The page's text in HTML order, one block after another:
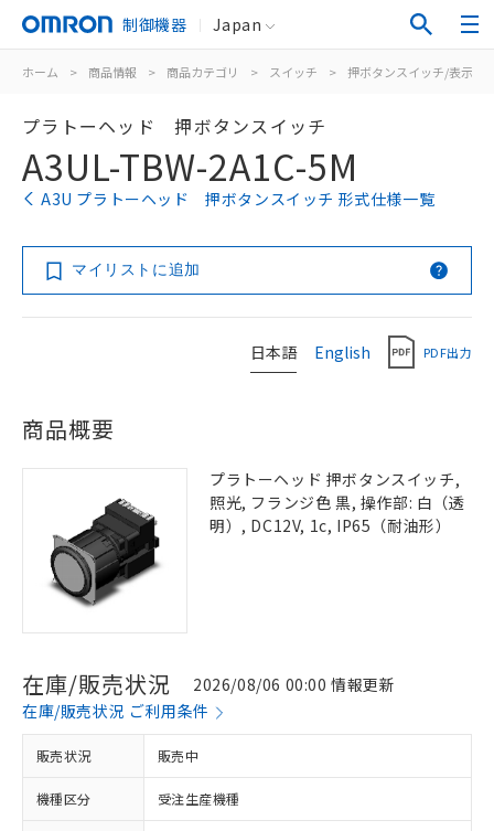
制御機器 Japan
ホーム > 商品情報 > 商品カテゴリ > スイッチ > 押ボタンスイッチ/表示灯
プラトーヘッド 押ボタンスイッチ
A3UL-TBW-2A1C-5M
A3U プラトーヘッド 押ボタンスイッチ 形式仕様一覧
マイリストに追加
日本語 English PDF出力
商品概要
プラトーヘッド 押ボタンスイッチ,
照光, フランジ色 黒, 操作部: 白（透
明）, DC12V, 1c, IP65（耐油形）
在庫/販売状況
2026/08/06 00:00 情報更新
在庫/販売状況 ご利用条件
販売状況 販売中
機種区分 受注生産機種